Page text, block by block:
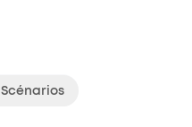
Scénarios